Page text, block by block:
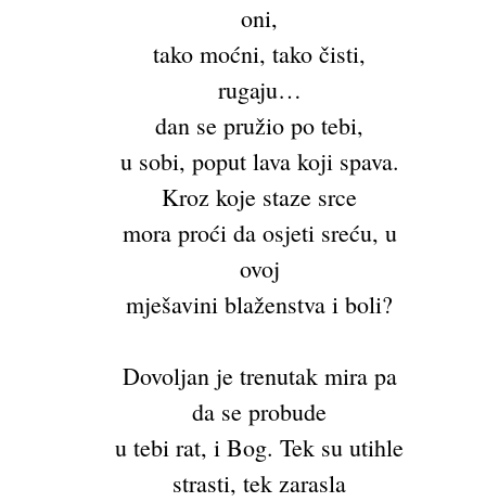
oni,
tako moćni, tako čisti,
rugaju…
dan se pružio po tebi,
u sobi, poput lava koji spava.
Kroz koje staze srce
mora proći da osjeti sreću, u
ovoj
mješavini blaženstva i boli?
Dovoljan je trenutak mira pa
da se probude
u tebi rat, i Bog. Tek su utihle
strasti, tek zarasla